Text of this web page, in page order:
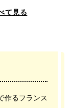
て見る
作るフランス